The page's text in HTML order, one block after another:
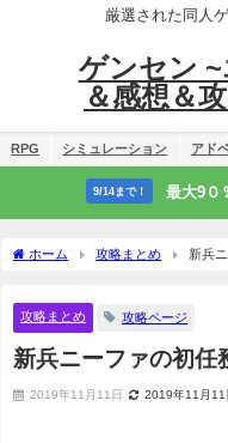
厳選された同人
ゲンセン
＆感想＆
RPG シミュレーション アド
9/14まで！ 最大9０
ホーム 攻略まとめ 新兵
攻略まとめ 攻略ページ
新兵ニーファの初
2019年11月11日 2019年11月11